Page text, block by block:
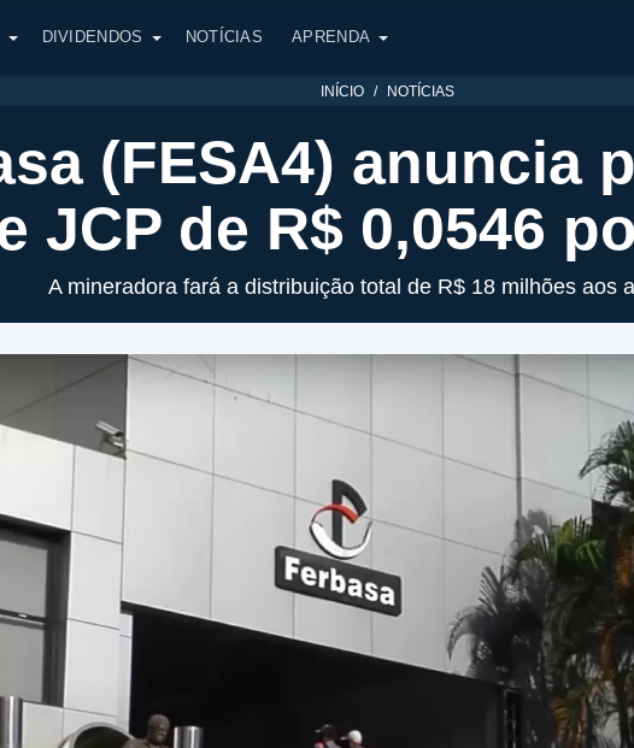
DIVIDENDOS NOTÍCIAS APRENDA
INÍCIO NOTÍCIAS
(FESA4) anuncia
JCP de R$ 0,0546
A mineradora fará a distribuição total de R$ 18 milhões aos